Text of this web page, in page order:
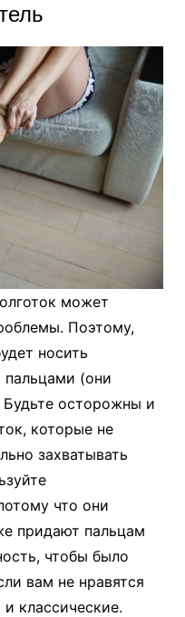
может
Поэтому,
носить
пальцами (они
осторожны и
которые не
захватывать
что они
придают пальцам
чтобы было
вам не нравятся
классические.